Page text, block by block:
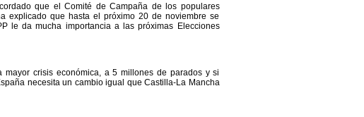
que el Comité de Campaña de los populares
explicado que hasta el próximo 20 de noviembre se
le da mucha importancia a las próximas Elecciones
crisis económica, a 5 millones de parados y si
necesita un cambio igual que Castilla-La Mancha